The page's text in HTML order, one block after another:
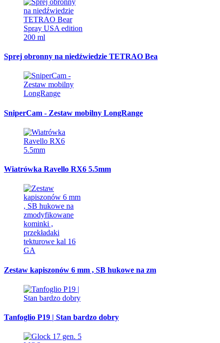
Sprej obronny na niedźwiedzie TETRAO Bea
SniperCam - Zestaw mobilny LongRange
Wiatrówka Ravello RX6 5.5mm
Zestaw kapiszonów 6 mm , SB hukowe na zm
Tanfoglio P19 | Stan bardzo dobry